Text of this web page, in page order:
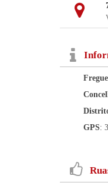
GPS: